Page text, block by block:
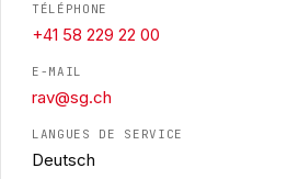
TÉLÉPHONE
+41 58 229 22 00
E-MAIL
rav@sg.ch
LANGUES DE SERVICE
Deutsch